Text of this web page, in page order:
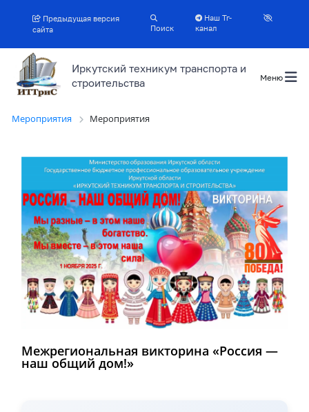
Предыдущая версия
сайта
Поиск
Наш Тг-
канал
Иркутский техникум транспорта и
строительства
Меню
Мероприятия Мероприятия
Межрегиональная викторина «Россия —
наш общий дом!»